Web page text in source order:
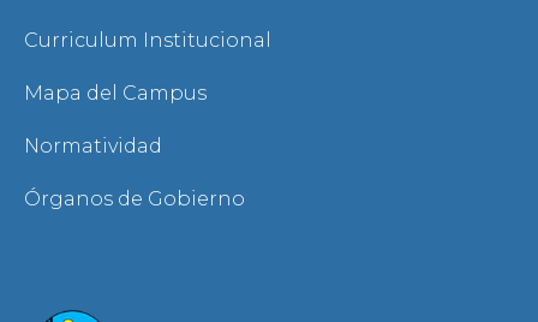
Curriculum Institucional
Mapa del Campus
Normatividad
Órganos de Gobierno